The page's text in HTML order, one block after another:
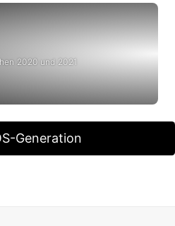
2020 und 2021
Generation